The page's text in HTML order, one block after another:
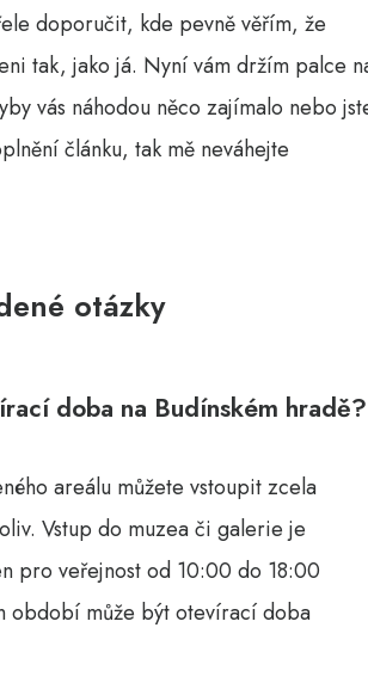
doporučit, kde pevně věřím, že
tak, jako já. Nyní vám držím palce
vás náhodou něco zajímalo nebo
článku, tak mě neváhejte
otázky
doba na Budínském hradě?
areálu můžete vstoupit zcela
Vstup do muzea či galerie je
pro veřejnost od 10:00 do 18:00
období může být otevírací doba